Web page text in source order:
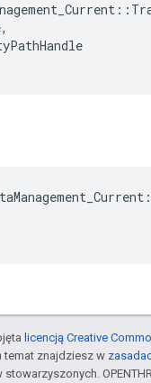
licencją Creative
temat znajdziesz w